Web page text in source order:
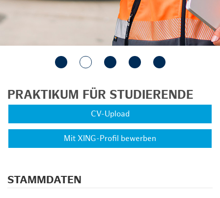
PRAKTIKUM FÜR STUDIERENDE
CV-Upload
Mit XING-Profil bewerben
STAMMDATEN